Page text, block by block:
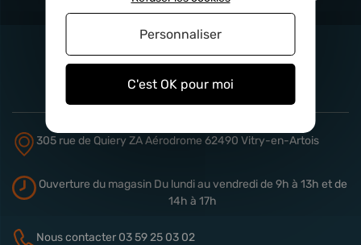
305 rue de Quiery ZA Aérodrome 62490 Vitry-en-Artois
Ouverture du magasinDu lundi au vendredi de 9h à 13h et de
14h à 17h
Nous contacter 03 59 25 03 02
C'est OK pour moi
Personnaliser